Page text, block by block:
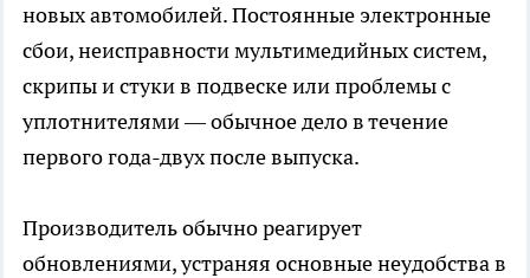
новых автомобилей. Постоянные электронные
сбои, неисправности мультимедийных систем,
скрипы и стуки в подвеске или проблемы с
уплотнителями — обычное дело в течение
первого года-двух после выпуска.
Производитель обычно реагирует
обновлениями, устраняя основные неудобства в